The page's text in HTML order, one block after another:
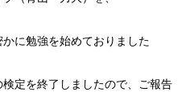
に勉強を始めておりました
定を終了しましたので、ご報告